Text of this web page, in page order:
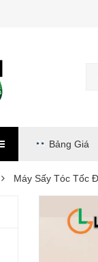
Bảng Giá
Máy Sấy Tóc Tốc